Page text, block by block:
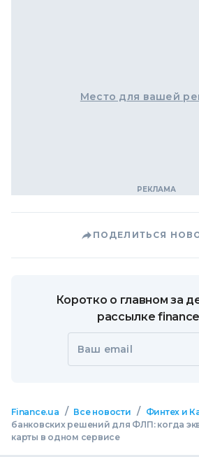
Место для вашей
ПОДЕЛИТЬСЯ
Коротко о главном за
рассылке
Ваш email
Finance.ua / Все новости / Финтех и
банковских решений для ФЛП: когда
карты в одном сервисе